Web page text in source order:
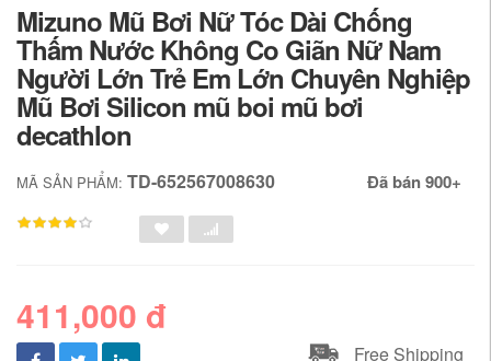
Mizuno Mũ Bơi Nữ Tóc Dài Chống
Thấm Nước Không Co Giãn Nữ Nam
Người Lớn Trẻ Em Lớn Chuyên Nghiệp
Mũ Bơi Silicon mũ boi mũ bơi
decathlon
MÃ SẢN PHẨM: TD-652567008630 Đã bán 900+
411,000 đ
Free Shipping